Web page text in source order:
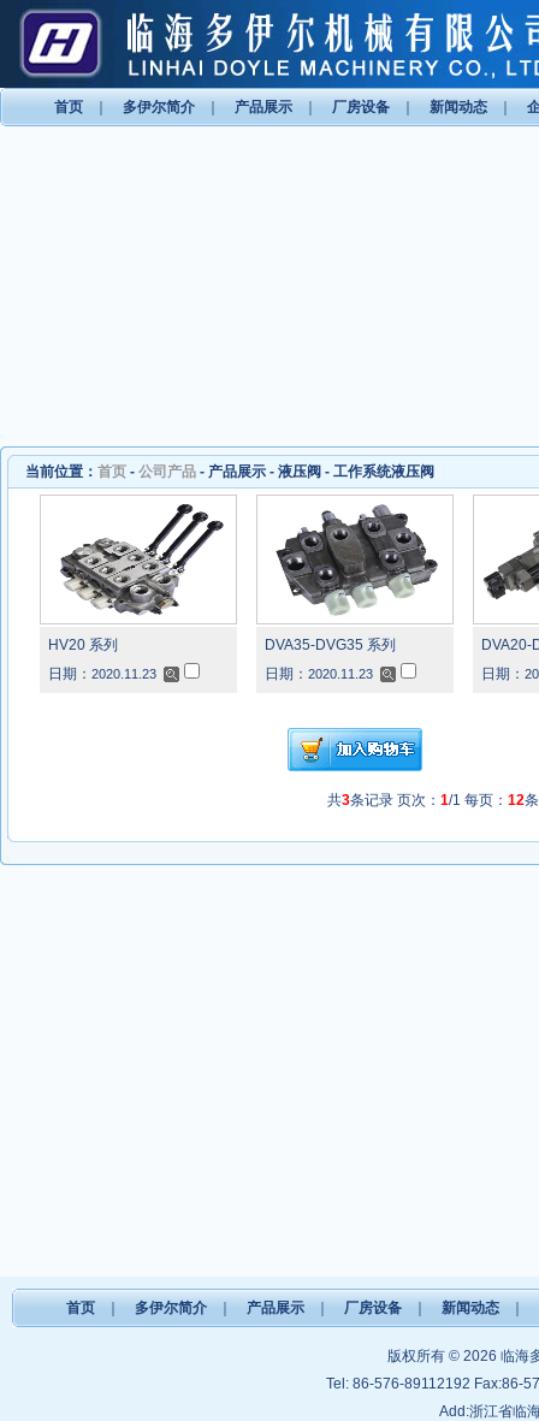
首页 多伊尔简介 产品展示 厂房设备 新闻动态
当前位置： 首页 - 公司产品 - 产品展示 - 液压阀 - 工作系统液压阀
HV20 系列
日期： 2020.11.23
DVA35-DVG35 系列
日期： 2020.11.23
DVA20-
日期：
共3条记录 页次：1/1 每页：12
首页 多伊尔简介 产品展示 厂房设备 新闻动态
版权所有 © 2026临海
Tel: 86-576-89112192 Fax:86-
Add:浙江省临